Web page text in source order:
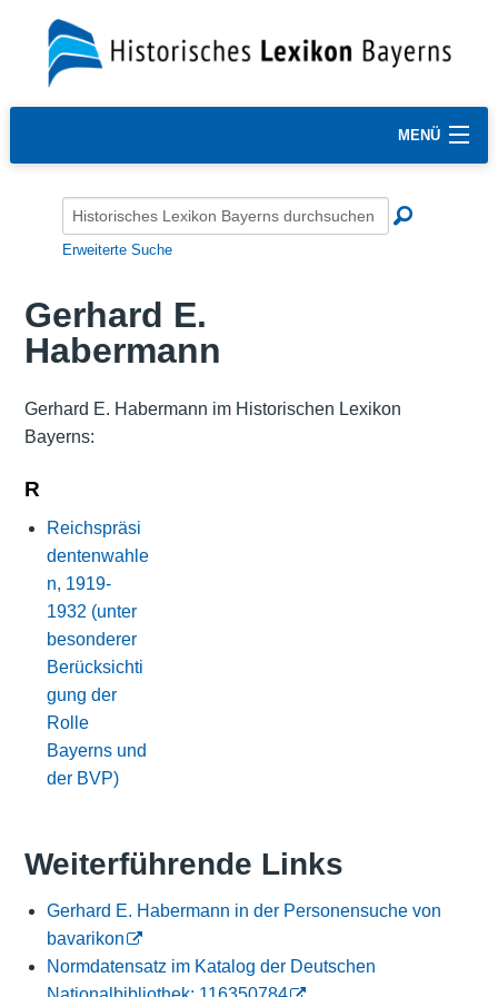
MENÜ
Erweiterte Suche
Gerhard E.
Habermann
Gerhard E. Habermann im Historischen Lexikon
Bayerns:
R
Reichspräsi
dentenwahle
n, 1919-
1932 (unter
besonderer
Berücksichti
gung der
Rolle
Bayerns und
der BVP)
Weiterführende Links
Gerhard E. Habermann in der Personensuche von
bavarikon
Normdatensatz im Katalog der Deutschen